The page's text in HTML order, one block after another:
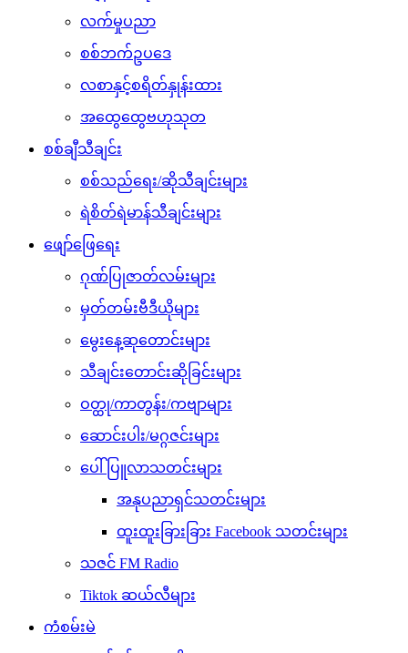
လက်မှုပညာ
စစ်ဘက်ဥပဒေ
လစာနှင့်စရိတ်နှုန်းထား
အထွေထွေဗဟုသုတ
စစ်ချီသီချင်း
စစ်သည်ရေး/ဆိုသီချင်းများ
ရဲစိတ်ရဲမာန်သီချင်းများ
ဖျော်ဖြေရေး
ဂုဏ်ပြုဇာတ်လမ်းများ
မှတ်တမ်းဗီဒီယိုများ
မွေးနေ့ဆုတောင်းများ
သီချင်းတောင်းဆိုခြင်းများ
ဝတ္ထု/ကာတွန်း/ကဗျာများ
ဆောင်းပါး/မဂ္ဂဇင်းများ
ပေါ်ပြူလာသတင်းများ
အနုပညာရှင်သတင်းများ
ထူးထူးခြားခြား Facebook သတင်းများ
သဇင် FM Radio
Tiktok ဆယ်လီများ
ကံစမ်းမဲ